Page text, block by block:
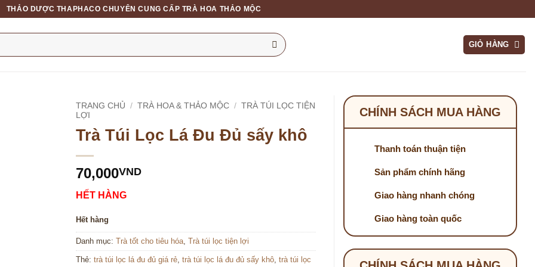
THẢO DƯỢC THAPHACO CHUYÊN CUNG CẤP TRÀ HOA THẢO MỘC
GIỎ HÀNG
TRANG CHỦ / TRÀ HOA & THẢO MỘC / TRÀ TÚI LỌC TIỆN
LỢI
Trà Túi Lọc Lá Đu Đủ sấy khô
70,000VND
HẾT HÀNG
Hết hàng
Danh mục: Trà tốt cho tiêu hóa, Trà túi lọc tiện lợi
Thẻ: trà túi lọc lá đu đủ giá rẻ, trà túi lọc lá đu đủ sấy khô, trà túi lọc
CHÍNH SÁCH MUA HÀNG
Thanh toán thuận tiện
Sản phẩm chính hãng
Giao hàng nhanh chóng
Giao hàng toàn quốc